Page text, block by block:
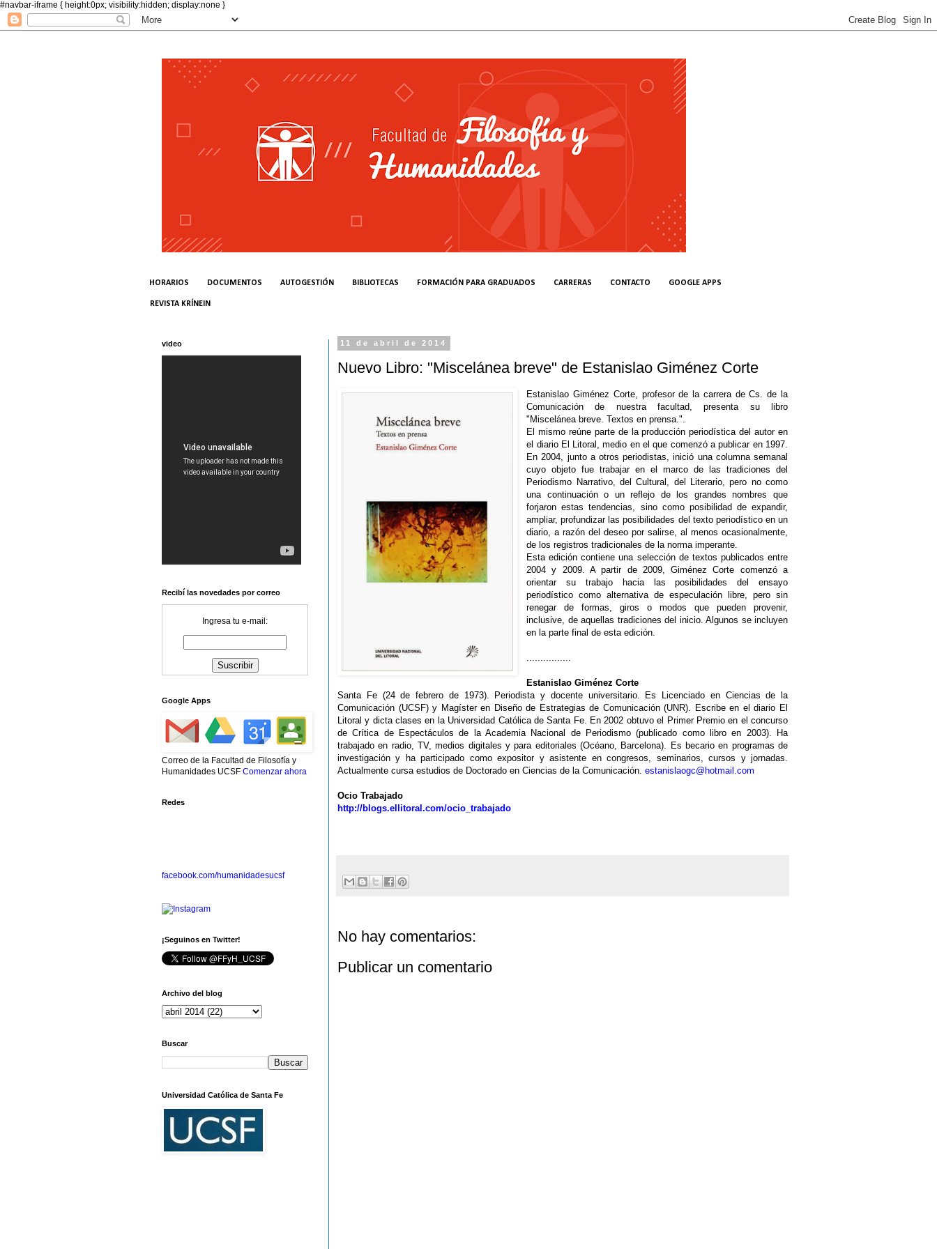
#navbar-iframe { height:0px; visibility:hidden; display:none }
HORARIOS DOCUMENTOS AUTOGESTIÓN BIBLIOTECAS FORMACIÓN PARA GRADUADOS CARRERAS CONTACTO GOOGLE APPS
REVISTA KRÍNEIN
11 de abril de 2014
Nuevo Libro: "Miscelánea breve" de Estanislao Giménez Corte
Estanislao Giménez Corte, profesor de la carrera de Cs. de la
Comunicación de nuestra facultad, presenta su libro
"Miscelánea breve. Textos en prensa.".
El mismo reúne parte de la producción periodística del autor en
el diario El Litoral, medio en el que comenzó a publicar en 1997.
En 2004, junto a otros periodistas, inició una columna semanal
cuyo objeto fue trabajar en el marco de las tradiciones del
Periodismo Narrativo, del Cultural, del Literario, pero no como
una continuación o un reflejo de los grandes nombres que
forjaron estas tendencias, sino como posibilidad de expandir,
ampliar, profundizar las posibilidades del texto periodístico en un
diario, a razón del deseo por salirse, al menos ocasionalmente,
de los registros tradicionales de la norma imperante.
Esta edición contiene una selección de textos publicados entre
2004 y 2009. A partir de 2009, Giménez Corte comenzó a
orientar su trabajo hacia las posibilidades del ensayo
periodístico como alternativa de especulación libre, pero sin
renegar de formas, giros o modos que pueden provenir,
inclusive, de aquellas tradiciones del inicio. Algunos se incluyen
en la parte final de esta edición.
................
Estanislao Giménez Corte
Santa Fe (24 de febrero de 1973). Periodista y docente universitario. Es Licenciado en Ciencias de la
Comunicación (UCSF) y Magíster en Diseño de Estrategias de Comunicación (UNR). Escribe en el diario El
Litoral y dicta clases en la Universidad Católica de Santa Fe. En 2002 obtuvo el Primer Premio en el concurso
de Crítica de Espectáculos de la Academia Nacional de Periodismo (publicado como libro en 2003). Ha
trabajado en radio, TV, medios digitales y para editoriales (Océano, Barcelona). Es becario en programas de
investigación y ha participado como expositor y asistente en congresos, seminarios, cursos y jornadas.
Actualmente cursa estudios de Doctorado en Ciencias de la Comunicación. estanislaogc@hotmail.com
Ocio Trabajado
http://blogs.ellitoral.com/ocio_trabajado
No hay comentarios:
Publicar un comentario
video
Recibí las novedades por correo
Ingresa tu e-mail:
Google Apps
Correo de la Facultad de Filosofía y
Humanidades UCSF Comenzar ahora
Redes
facebook.com/humanidadesucsf
¡Seguinos en Twitter!
Archivo del blog
Buscar
Universidad Católica de Santa Fe